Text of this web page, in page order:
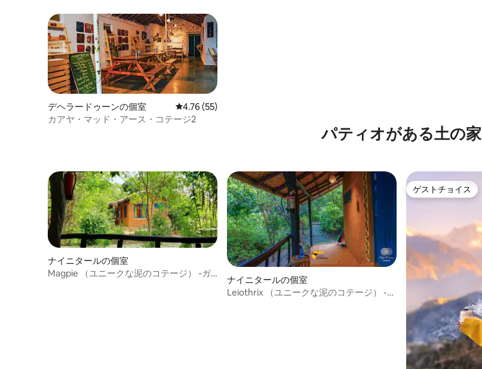
デヘラードゥーンの個室 レビュー55件、5つ星中4.76つ星の平均評価
4.76 (55)
カアヤ・マッド・アース・コテージ2
パティオがある土の家
ナイニタールの個室
Magpie （ユニークな泥のコテージ） -ガ
ナイニタールの個室
Leiothrix （ユニークな泥のコテージ） -川
ゲストチョイス
ゲストチョイス